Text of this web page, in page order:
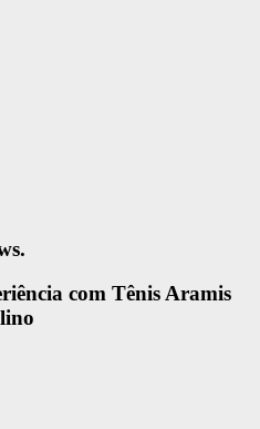
com Tênis Aramis